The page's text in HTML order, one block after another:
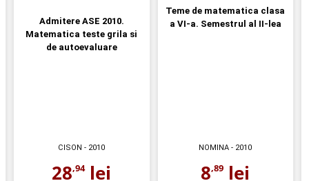
Admitere ASE 2010.
Matematica teste grila si
de autoevaluare
CISON - 2010
28,94lei
Teme de matematica clasa
a VI-a. Semestrul al II-lea
NOMINA - 2010
8,89 lei